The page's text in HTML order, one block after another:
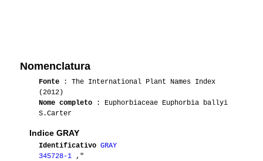
Nomenclatura
Fonte : The International Plant Names Index
(2012)
Nome completo : Euphorbiaceae Euphorbia ballyi
S.Carter
Indice GRAY
Identificativo GRAY
345728-1 ,"